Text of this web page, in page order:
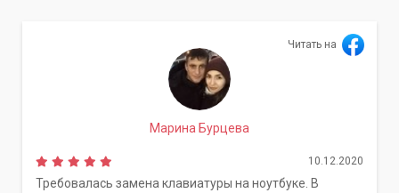
Читать на
Марина Бурцева
10.12.2020
Требовалась замена клавиатуры на ноутбуке. В